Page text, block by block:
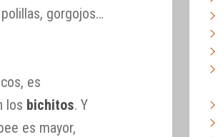
gorgojos…
es
los bichitos. Y
es mayor,